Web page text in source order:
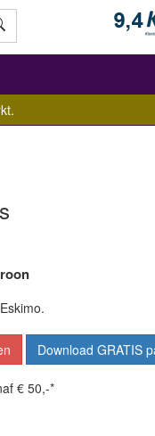
Zoeken
Download GRATIS
€ 50,-*